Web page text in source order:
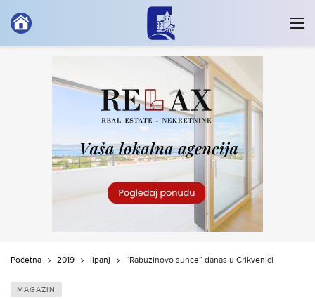
Početna 2019 lipanj “Rabuzinovo sunce” danas u Crikvenici
MAGAZIN